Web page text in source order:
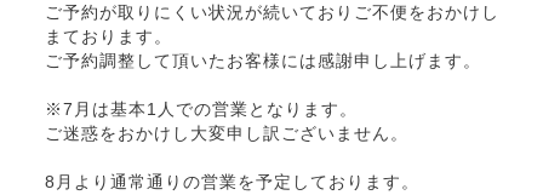
ご予約が取りにくい状況が続いておりご不便をおかけし
まております。
ご予約調整して頂いたお客様には感謝申し上げます。
※7月は基本1人での営業となります。
ご迷惑をおかけし大変申し訳ございません。
8月より通常通りの営業を予定しております。